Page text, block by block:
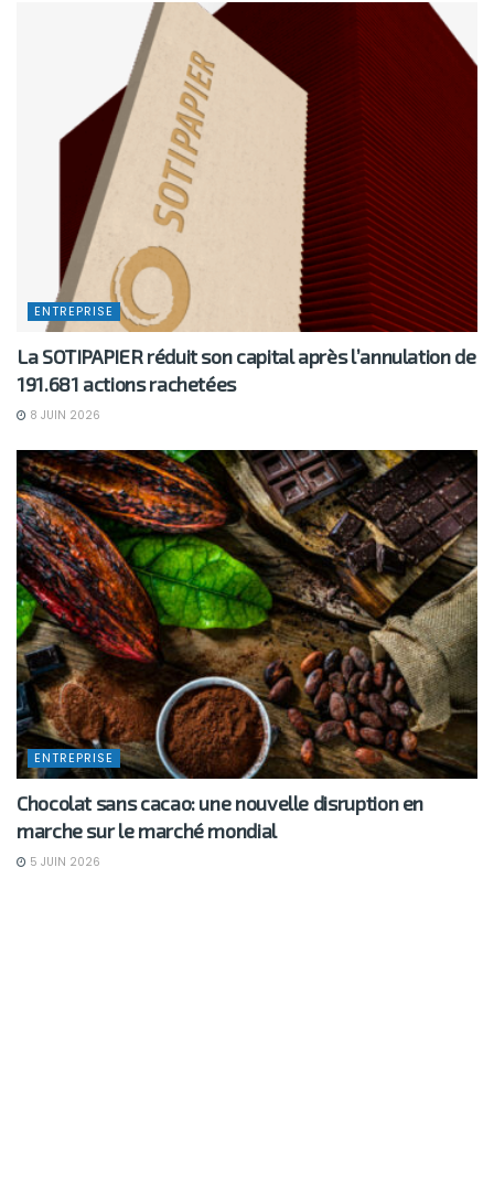
ENTREPRISE
La SOTIPAPIER réduit son capital après l’annulation de
191.681 actions rachetées
8 JUIN 2026
ENTREPRISE
Chocolat sans cacao: une nouvelle disruption en
marche sur le marché mondial
5 JUIN 2026